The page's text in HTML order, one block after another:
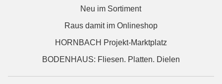
Neu im Sortiment
Raus damit im Onlineshop
HORNBACH Projekt-Marktplatz
BODENHAUS: Fliesen. Platten. Dielen